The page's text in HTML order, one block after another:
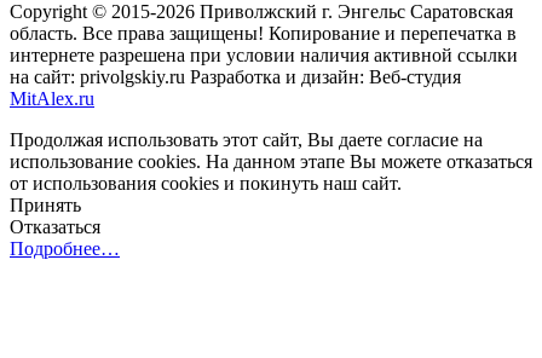
Copyright © 2015-2026 Приволжский г. Энгельс Саратовская
область. Все права защищены! Копирование и перепечатка в
интернете разрешена при условии наличия активной ссылки
на сайт: privolgskiy.ru Разработка и дизайн: Веб-студия
MitAlex.ru
Продолжая использовать этот сайт, Вы даете согласие на
использование cookies. На данном этапе Вы можете отказаться
от использования cookies и покинуть наш сайт.
Принять
Отказаться
Подробнее…